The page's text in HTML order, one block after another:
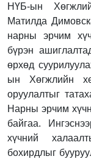
НҮБ-ын
Матилда
нарны эрчим
бүрэн
өрхөд
ын Хөгжлийн
оруулалтыг
Нарны эрчим
байгаа.
хүчний
бохирдлыг